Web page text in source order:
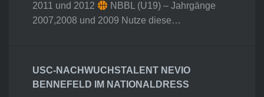
2011 und 2012
NBBL (U19) – Jahrgänge
2007,2008 und 2009 Nutze diese…
USC-NACHWUCHSTALENT NEVIO
BENNEFELD IM NATIONALDRESS